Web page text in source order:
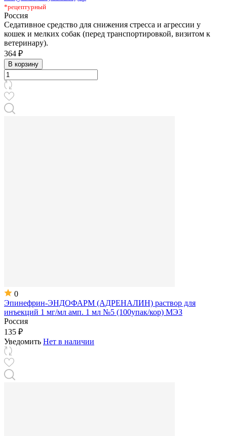
*рецептурный
Россия
Седативное средство для снижения стресса и агрессии у
кошек и мелких собак (перед транспортировкой, визитом к
ветеринару).
364 ₽
В корзину
0
Эпинефрин-ЭНДОФАРМ (АДРЕНАЛИН) раствор для
инъекций 1 мг/мл амп. 1 мл №5 (100упак/кор) МЭЗ
Россия
135 ₽
Уведомить Нет в наличии